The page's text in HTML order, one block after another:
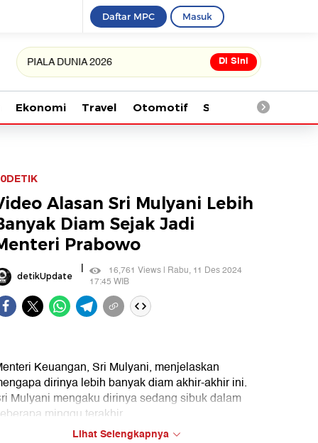
Daftar MPC Masuk
DUNIA 2026 Di Sini
Ekonomi Travel Otomotif Saintek
Alasan Sri Mulyani Lebih
Diam Sejak Jadi
Prabowo
detikUpdate |
16,761 Views | Rabu, 11 Des 2024
17:45 WIB
Keuangan, Sri Mulyani, menjelaskan
dirinya lebih banyak diam akhir-akhir ini.
Mulyani mengaku dirinya sedang sibuk dalam
minggu terakhir.
Lihat Selengkapnya